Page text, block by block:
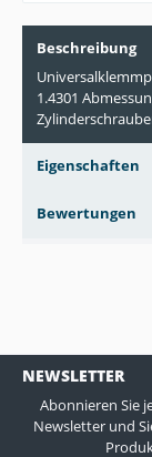
Beschreibung
1.4301
Eigenschaften
Bewertungen
NEWSLETTER
Abonnieren Sie
Newsletter und